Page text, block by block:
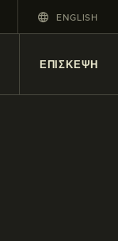
ENGLISH
ΕΠΙΣΚΕΨΗ